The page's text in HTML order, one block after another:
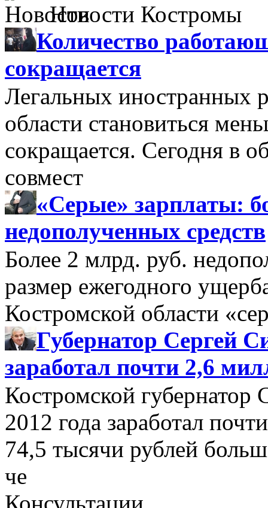
Новости Костромы
Количество
сокращается
Легальных иностранных
области становиться
сокращается. Сегодня в
совмест
«Серые» зарплаты:
недополученных средств
Более 2 млрд. руб.
размер ежегодного
Костромской области
Губернатор Сергей
заработал почти 2,6
Костромской губернатор
2012 года заработал
74,5 тысячи рублей
че
Консультации